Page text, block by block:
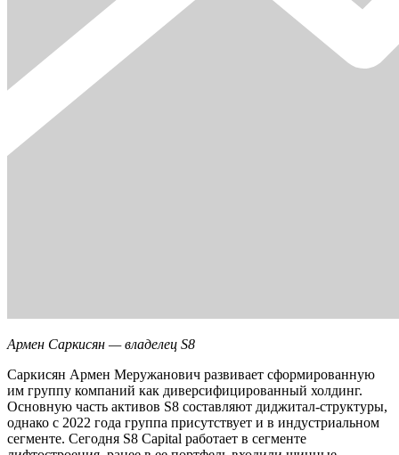
Армен Саркисян — владелец S8
Саркисян Армен Меружанович развивает сформированную
им группу компаний как диверсифицированный холдинг.
Основную часть активов S8 составляют диджитал-структуры,
однако с 2022 года группа присутствует и в индустриальном
сегменте. Сегодня S8 Capital работает в сегменте